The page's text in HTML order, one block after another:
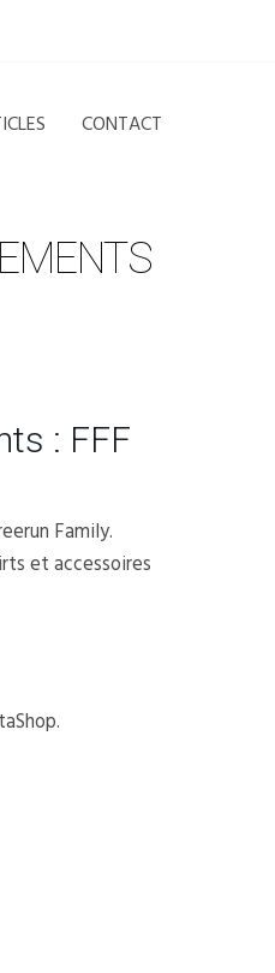
CONTACT
: FFF
Family.
et accessoires